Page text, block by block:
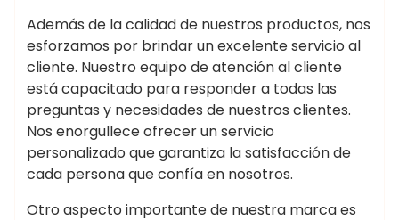
Además de la calidad de nuestros productos, nos
esforzamos por brindar un excelente servicio al
cliente. Nuestro equipo de atención al cliente
está capacitado para responder a todas las
preguntas y necesidades de nuestros clientes.
Nos enorgullece ofrecer un servicio
personalizado que garantiza la satisfacción de
cada persona que confía en nosotros.
Otro aspecto importante de nuestra marca es